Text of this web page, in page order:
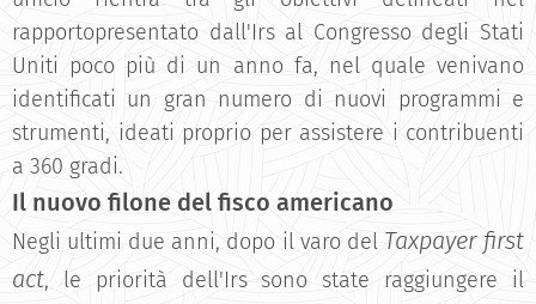
rapportopresentato dall'Irs al Congresso degli Stati
Uniti poco più di un anno fa, nel quale venivano
identificati un gran numero di nuovi programmi e
strumenti, ideati proprio per assistere i contribuenti
a 360 gradi.
Il nuovo filone del fisco americano
Negli ultimi due anni, dopo il varo del Taxpayer first
act, le priorità dell'Irs sono state raggiungere il